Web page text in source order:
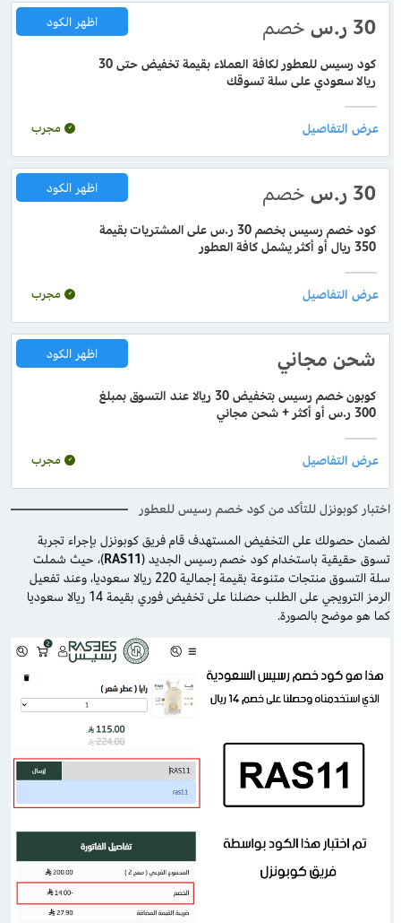
30 ر.س خصم
كود رسيس للعطور لكافة العملاء بقيمة تخفيض حتى 30
ريالا سعودي على سلة تسوقك
اظهر الكود
مجرب
30 ر.س خصم
كود خصم رسيس بخصم 30 ر.س على المشتريات بقيمة
350 ريال أو أكثر يشمل كافة العطور
اظهر الكود
مجرب
شحن مجاني
كوبون خصم رسيس بتخفيض 30 ريالا عند التسوق بمبلغ
300 ر.س أو أكثر + شحن مجاني
اظهر الكود
مجرب
اختبار كوبونزل للتأكد من كود خصم رسيس للعطور
لضمان حصولك على التخفيض المستهدف قام فريق كوبونزل بإجراء تجربة
تسوق حقيقية باستخدام كود خصم رسيس الجديد (RAS11)، حيث شملت
سلة التسوق منتجات متنوعة بقيمة إجمالية 220 ريالا سعوديا، وعند تفعيل
الرمز الترويجي على الطلب حصلنا على تخفيض فوري بقيمة 14 ريالا سعوديا
كما هو موضح بالصورة.